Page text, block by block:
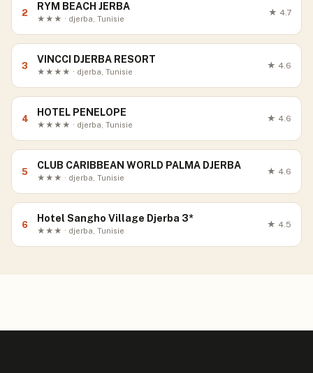
2
RYM BEACH JERBA
★★★ · djerba, Tunisie
★ 4.7
3
VINCCI DJERBA RESORT
★★★★ · djerba, Tunisie
★ 4.6
4
HOTEL PENELOPE
★★★★ · djerba, Tunisie
★ 4.6
5
CLUB CARIBBEAN WORLD PALMA DJERBA
★★★ · djerba, Tunisie
★ 4.6
6
Hotel Sangho Village Djerba 3*
★★★ · djerba, Tunisie
★ 4.5